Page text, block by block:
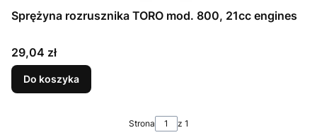
Sprężyna rozrusznika TORO mod. 800, 21cc engines
Cena
29,04 zł
Do koszyka
Strona z 1